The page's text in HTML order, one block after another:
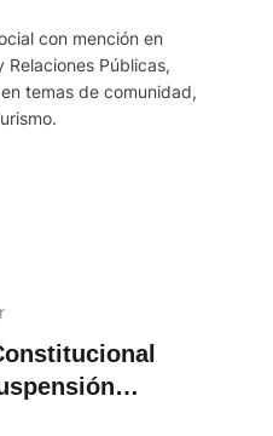
con mención en
Públicas,
temas de comunidad,